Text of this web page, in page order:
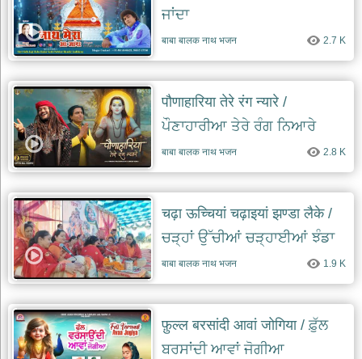
ਜਾਂਦਾ
बाबा बालक नाथ भजन 2.7 K
पौणाहारिया तेरे रंग न्यारे /
ਪੌਣਾਹਾਰੀਆ ਤੇਰੇ ਰੰਗ ਨਿਆਰੇ
बाबा बालक नाथ भजन 2.8 K
चढ़ा ऊच्चियां चढ़ाइयां झण्डा लैके /
ਚੜ੍ਹਾਂ ਉੱਚੀਆਂ ਚੜ੍ਹਾਈਆਂ ਝੰਡਾ
ਲੈ ਕੇ
बाबा बालक नाथ भजन 1.9 K
फ़ुल्ल बरसांदी आवां जोगिया / ਫ਼ੁੱਲ
ਬਰਸਾਂਦੀ ਆਵਾਂ ਜੋਗੀਆ